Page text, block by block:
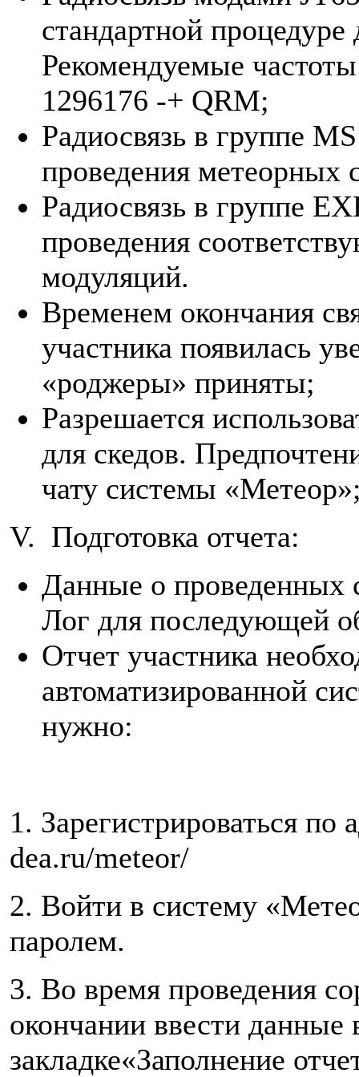
стандартной процедуре
Рекомендуемые
1296176 -+ QRM;
Радиосвязь в группе
проведения метеорных
Радиосвязь в группе
проведения
модуляций.
Временем окончания
участника появилась
«роджеры» приняты;
Разрешается
для скедов.
чату системы
V. Подготовка отчета:
Данные о проведенных
Лог для последующей
Отчет участника
автоматизированной
нужно:
1. Зарегистрироваться
dea.ru/meteor/
2. Войти в систему
паролем.
3. Во время проведения
окончании ввести данные
закладке«Заполнение